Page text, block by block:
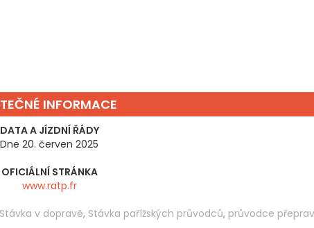
INFORMACE
DATA A JÍZDNÍ ŘÁDY
Dne 20. červen 2025
OFICIÁLNÍ STRÁNKA
www.ratp.fr
Stávka v dopravě, Stávka pařížských průvodců, průvodce